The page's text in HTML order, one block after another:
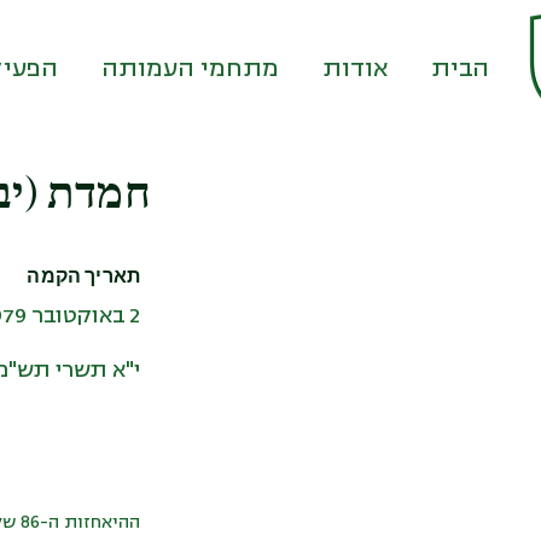
דף הבית אודות מתחמי העמותה
חמדת
תאריך הקמה
2 באוקטובר 1979
י"א תשרי
ההיאחזות ה-86 של הנח"ל